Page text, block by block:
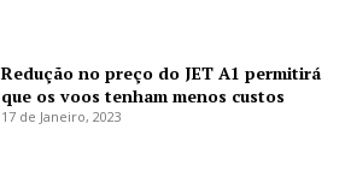
Redução no preço do JET A1 permitirá
que os voos tenham menos custos
17 de Janeiro, 2023